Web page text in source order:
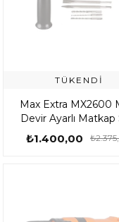
TÜKENDI
Max Extra MX2600
Devir Ayarlı Matkap
₺1.400,00